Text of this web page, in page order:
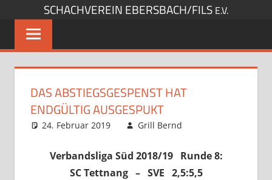
springen
SCHACHVEREIN EBERSBACH/FILS E.V.
DAS ABSTIEGSGESPENST HAT
ENDGÜLTIG AUSGESPUKT
24. Februar 2019 Grill Bernd
Verbandsliga Süd 2018/19 Runde 8:
SC Tettnang – SVE 2,5:5,5